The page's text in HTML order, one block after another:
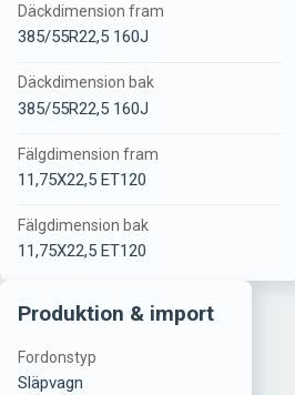
Däckdimension fram
385/55R22,5 160J
Däckdimension bak
385/55R22,5 160J
Fälgdimension fram
11,75X22,5 ET120
Fälgdimension bak
11,75X22,5 ET120
Produktion & import
Fordonstyp
Släpvagn